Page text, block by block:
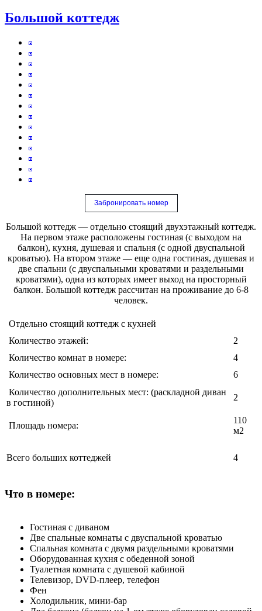
Большой коттедж
Забронировать номер
Большой коттедж — отдельно стоящий двухэтажный коттедж.
На первом этаже расположены гостиная (с выходом на
балкон), кухня, душевая и спальня (с одной двуспальной
кроватью). На втором этаже — еще одна гостиная, душевая и
две спальни (с двуспальными кроватями и раздельными
кроватями), одна из которых имеет выход на просторный
балкон. Большой коттедж рассчитан на проживание до 6-8
человек.
Отдельно стоящий коттедж с кухней
Количество этажей:
2
Количество комнат в номере:
4
Количество основных мест в номере:
6
Количество дополнительных мест: (раскладной диван
в гостиной)
2
Площадь номера:
110
м2
Всего больших коттеджей 4
Что в номере:
Гостиная с диваном
Две спальные комнаты с двуспальной кроватью
Спальная комната с двумя раздельными кроватями
Оборудованная кухня с обеденной зоной
Туалетная комната с душевой кабиной
Телевизор, DVD-плеер, телефон
Фен
Холодильник, мини-бар